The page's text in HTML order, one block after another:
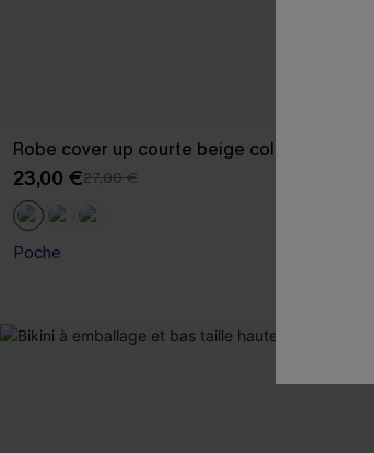
Robe cover up courte beige col V
23,00 €27,00 €
Poche